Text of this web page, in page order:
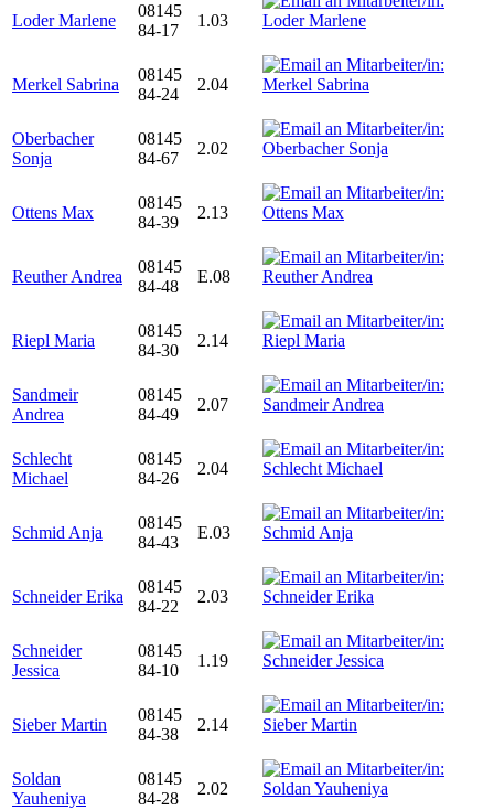
Loder Marlene
08145
84-17
1.03
Merkel Sabrina
08145
84-24
2.04
Oberbacher
Sonja
08145
84-67
2.02
Ottens Max
08145
84-39
2.13
Reuther Andrea
08145
84-48
E.08
Riepl Maria
08145
84-30
2.14
Sandmeir
Andrea
08145
84-49
2.07
Schlecht
Michael
08145
84-26
2.04
Schmid Anja
08145
84-43
E.03
Schneider Erika
08145
84-22
2.03
Schneider
Jessica
08145
84-10
1.19
Sieber Martin
08145
84-38
2.14
Soldan
Yauheniya
08145
84-28
2.02